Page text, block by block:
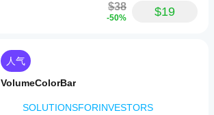
$38
-50% $19
人气
VolumeColorBar
SOLUTIONSFORINVESTORS